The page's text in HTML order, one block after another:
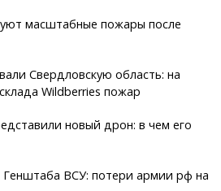
масштабные пожары после
Свердловскую область: на
Wildberries пожар
новый дрон: в чем его
ВСУ: потери армии рф на